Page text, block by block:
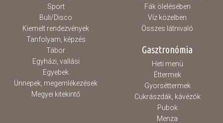
Sport
Buli/Disco
Kiemelt rendezvények
Tanfolyam, képzés
Tábor
Egyházi, vallási
Egyebek
Ünnepek, megemlékezések
Megyei kitekintő
Fák ölelésében
Víz közelben
Összes látnivaló
Gasztronómia
Heti menü
Éttermek
Gyorséttermek
Cukrászdák, kávézók
Pubok
Menza